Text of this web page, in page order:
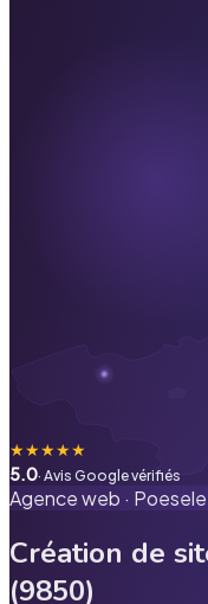
★★★★★
5.0· Avis Google vérifiés
Agence web · Poesele
Création de
(9850)